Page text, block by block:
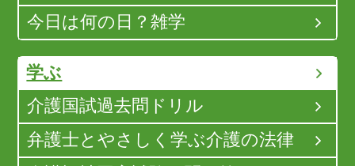
今日は何の日？雑学
学ぶ
介護国試過去問ドリル
弁護士とやさしく学ぶ介護の法律